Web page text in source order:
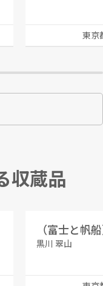
東京
収蔵品
（富士と帆
黒川 翠山